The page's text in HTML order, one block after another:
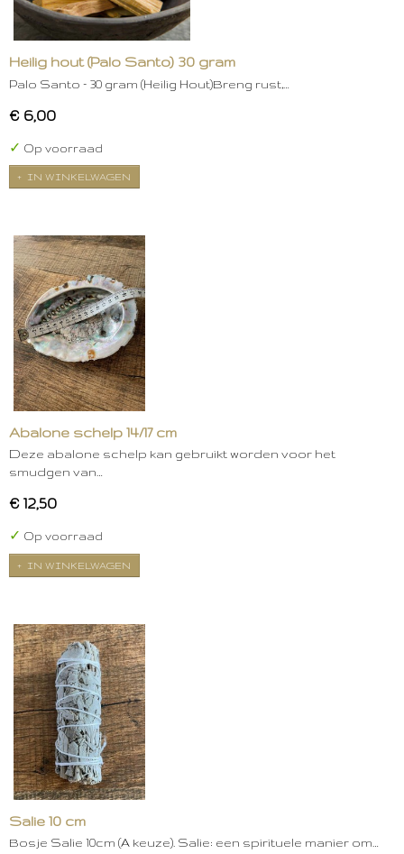
Heilig hout (Palo Santo) 30 gram
Palo Santo – 30 gram (Heilig Hout)Breng rust,…
€ 6,00
✓ Op voorraad
IN WINKELWAGEN
Abalone schelp 14/17 cm
Deze abalone schelp kan gebruikt worden voor het
smudgen van…
€ 12,50
✓ Op voorraad
IN WINKELWAGEN
Salie 10 cm
Bosje Salie 10cm (A keuze). Salie: een spirituele manier om…